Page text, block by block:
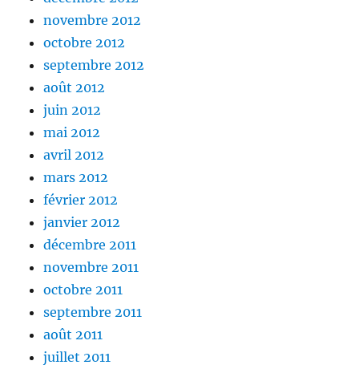
novembre 2012
octobre 2012
septembre 2012
août 2012
juin 2012
mai 2012
avril 2012
mars 2012
février 2012
janvier 2012
décembre 2011
novembre 2011
octobre 2011
septembre 2011
août 2011
juillet 2011